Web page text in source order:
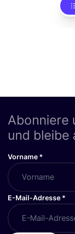
Abonniere
und bleibe
Vorname *
E-Mail-Adresse *